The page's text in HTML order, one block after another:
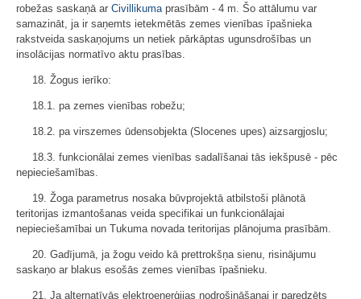
robežas saskaņā ar Civillikuma prasībām - 4 m. Šo attālumu var
samazināt, ja ir saņemts ietekmētās zemes vienības īpašnieka
rakstveida saskaņojums un netiek pārkāptas ugunsdrošības un
insolācijas normatīvo aktu prasības.
18. Žogus ierīko:
18.1. pa zemes vienības robežu;
18.2. pa virszemes ūdensobjekta (Slocenes upes) aizsargjoslu;
18.3. funkcionālai zemes vienības sadalīšanai tās iekšpusē - pēc
nepieciešamības.
19. Žoga parametrus nosaka būvprojektā atbilstoši plānotā
teritorijas izmantošanas veida specifikai un funkcionālajai
nepieciešamībai un Tukuma novada teritorijas plānojuma prasībām.
20. Gadījumā, ja žogu veido kā prettrokšņa sienu, risinājumu
saskaņo ar blakus esošās zemes vienības īpašnieku.
21. Ja alternatīvās elektroenerģijas nodrošināšanai ir paredzēts